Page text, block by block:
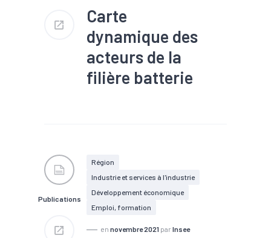
Carte
dynamique des
acteurs de la
filière batterie
Publications
Région
Industrie et services à l'industrie
Développement économique
Emploi, formation
en novembre 2021 par Insee